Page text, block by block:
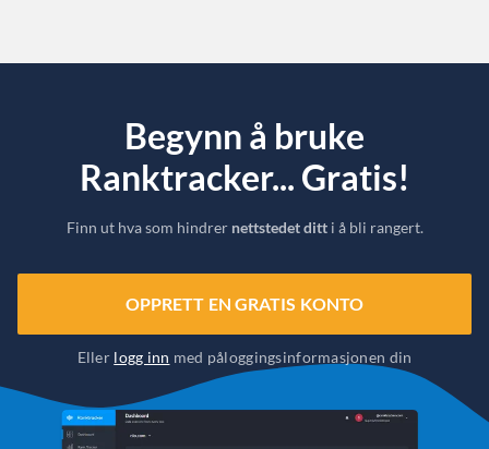
Begynn å bruke
Ranktracker... Gratis!
Finn ut hva som hindrer nettstedet ditti å bli rangert.
OPPRETT EN GRATIS KONTO
Eller logg inn med påloggingsinformasjonen din